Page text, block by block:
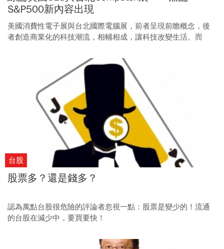
S&P500新內容出現
美國消費性電子展與台北國際電腦展，前者呈現前瞻概念，後
者創造商業化的科技潮流，相輔相成，讓科技改變生活。而
台股
股票多？還是錢多？
認為萬點台股很危險的評論者忽視一點：股票是變少的！流通
的台股在減少中，要買要快！